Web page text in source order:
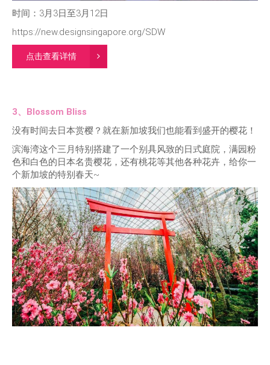
时间：3月3日至3月12日
https://new.designsingapore.org/SDW
点击查看详情
3、Blossom Bliss
没有时间去日本赏樱？就在新加坡我们也能看到盛开的樱花！
滨海湾这个三月特别搭建了一个别具风致的日式庭院，满园粉
色和白色的日本名贵樱花，还有桃花等其他各种花卉，给你一
个新加坡的特别春天~